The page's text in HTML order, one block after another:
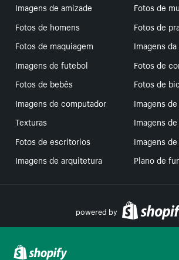
Imagens de amizade
Fotos de
Fotos de homens
Fotos de
Fotos de maquiagem
Imagens
Imagens de futebol
Fotos de
Fotos de bebês
Fotos de
Imagens de computador
Imagens
Texturas
Imagens
Fotos de escritorios
Imagens
Imagens de arquitetura
Plano de
powered by